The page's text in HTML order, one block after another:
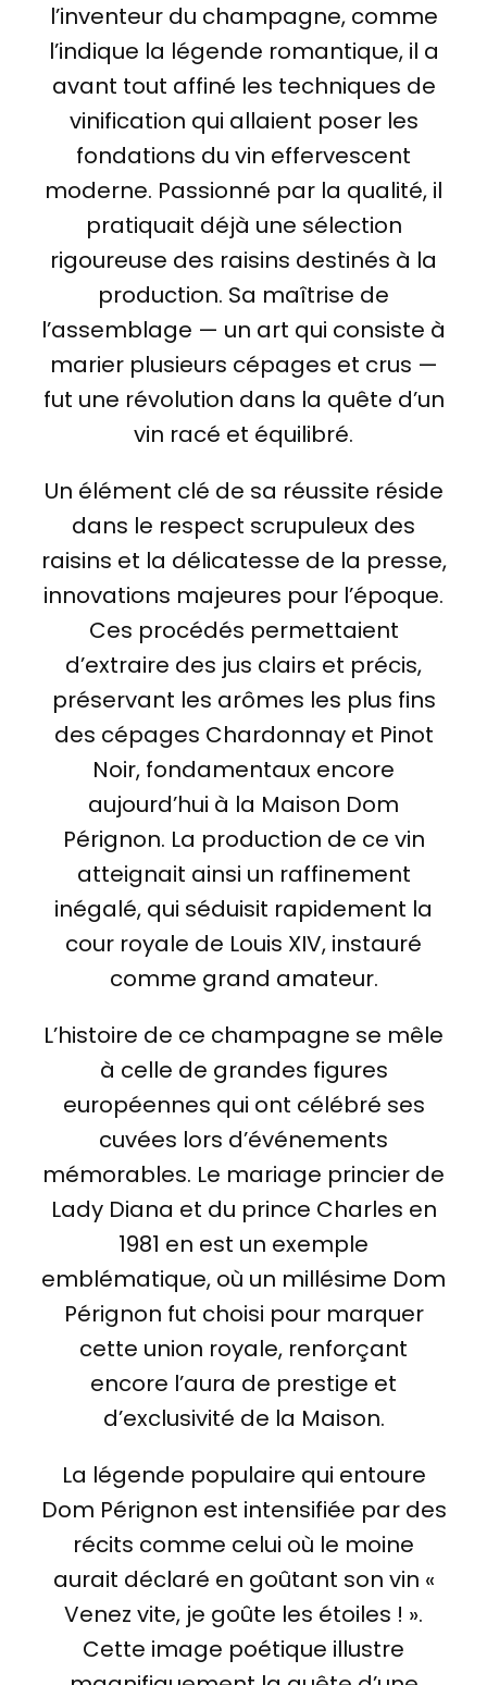
l’inventeur du champagne, comme
l’indique la légende romantique, il a
avant tout affiné les techniques de
vinification qui allaient poser les
fondations du vin effervescent
moderne. Passionné par la qualité, il
pratiquait déjà une sélection
rigoureuse des raisins destinés à la
production. Sa maîtrise de
l’assemblage — un art qui consiste à
marier plusieurs cépages et crus —
fut une révolution dans la quête d’un
vin racé et équilibré.
Un élément clé de sa réussite réside
dans le respect scrupuleux des
raisins et la délicatesse de la presse,
innovations majeures pour l’époque.
Ces procédés permettaient
d’extraire des jus clairs et précis,
préservant les arômes les plus fins
des cépages Chardonnay et Pinot
Noir, fondamentaux encore
aujourd’hui à la Maison Dom
Pérignon. La production de ce vin
atteignait ainsi un raffinement
inégalé, qui séduisit rapidement la
cour royale de Louis XIV, instauré
comme grand amateur.
L’histoire de ce champagne se mêle
à celle de grandes figures
européennes qui ont célébré ses
cuvées lors d’événements
mémorables. Le mariage princier de
Lady Diana et du prince Charles en
1981 en est un exemple
emblématique, où un millésime Dom
Pérignon fut choisi pour marquer
cette union royale, renforçant
encore l’aura de prestige et
d’exclusivité de la Maison.
La légende populaire qui entoure
Dom Pérignon est intensifiée par des
récits comme celui où le moine
aurait déclaré en goûtant son vin «
Venez vite, je goûte les étoiles ! ».
Cette image poétique illustre